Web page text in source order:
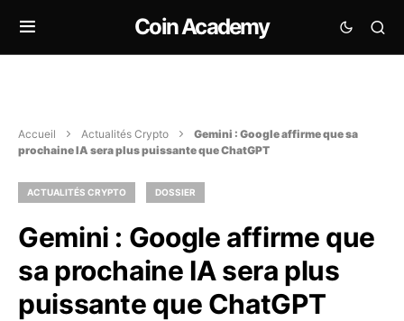
Coin Academy
Accueil Actualités Crypto
Gemini : Google affirme que sa
prochaine IA sera plus puissante que ChatGPT
ACTUALITÉS CRYPTO DOSSIER
Gemini : Google affirme que
sa prochaine IA sera plus
puissante que ChatGPT